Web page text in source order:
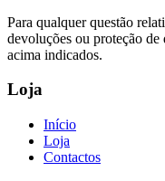
Para qualquer questão
devoluções ou proteção de
acima indicados.
Loja
Início
Loja
Contactos